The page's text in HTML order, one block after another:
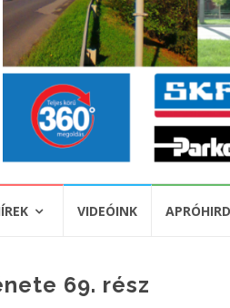
VIDEÓINK
69. rész